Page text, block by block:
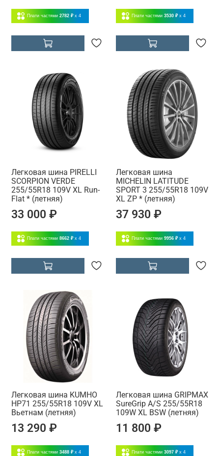
Плати частями 2782 ₽ x 4 Плати частями 3530 ₽ x 4
Легковая шина PIRELLI
SCORPION VERDE
255/55R18 109V XL Run-
Flat * (летняя)
33 000 ₽
Плати частями 8662 ₽ x 4
Легковая шина
MICHELIN LATITUDE
SPORT 3 255/55R18 109V
XL ZP * (летняя)
37 930 ₽
Плати частями 9956 ₽ x 4
Легковая шина KUMHO
HP71 255/55R18 109V XL
Вьетнам (летняя)
13 290 ₽
Плати частями 3488 ₽ x 4
Легковая шина GRIPMAX
SureGrip A/S 255/55R18
109W XL BSW (летняя)
11 800 ₽
Плати частями 3097 ₽ x 4